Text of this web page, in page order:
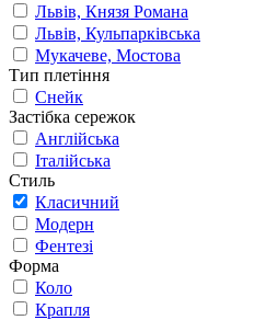
Львів, Князя Романа
Львів, Кульпарківська
Мукачеве, Мостова
Тип плетіння
Снейк
Застібка сережок
Англійська
Італійська
Стиль
Класичний
Модерн
Фентезі
Форма
Коло
Крапля